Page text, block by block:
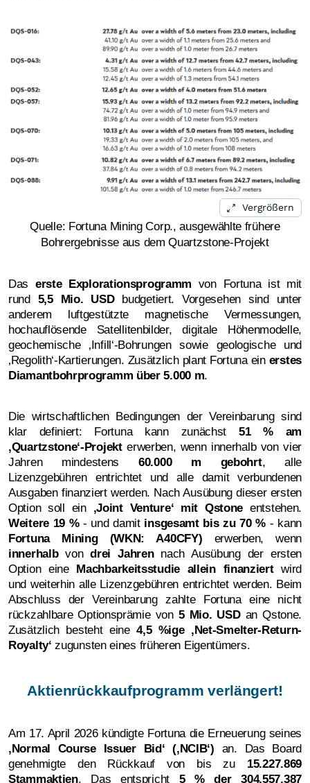
Vergrößern
Quelle: Fortuna Mining Corp., ausgewählte frühere
Bohrergebnisse aus dem Quartzstone-Projekt
Das erste Explorationsprogramm von Fortuna ist mit
rund 5,5 Mio. USDbudgetiert. Vorgesehen sind unter
anderem luftgestützte magnetische Vermessungen,
hochauflösende Satellitenbilder, digitale Höhenmodelle,
geochemische ‚Infill‘-Bohrungen sowie geologische und
‚Regolith‘-Kartierungen. Zusätzlich plant Fortuna ein erstes
Diamantbohrprogramm über 5.000 m.
Die wirtschaftlichen Bedingungen der Vereinbarung sind
klar definiert: Fortuna kann zunächst 51 % am
‚Quartzstone‘-Projekterwerben, wenn innerhalb von vier
Jahren mindestens 60.000 m gebohrt, alle
Lizenzgebühren entrichtet und alle damit verbundenen
Ausgaben finanziert werden. Nach Ausübung dieser ersten
Option soll ein ‚Joint Venture‘ mit Qstone entstehen.
Weitere 19 %- und damit insgesamt bis zu 70 % - kann
Fortuna Mining (WKN: A40CFY) erwerben, wenn
innerhalbvondrei Jahrennach Ausübung der ersten
Option eine Machbarkeitsstudie allein finanziertwird
und weiterhin alle Lizenzgebühren entrichtet werden. Beim
Abschluss der Vereinbarung zahlte Fortuna eine nicht
rückzahlbare Optionsprämie von 5 Mio. USDan Qstone.
Zusätzlich besteht eine4,5 %ige ‚Net-Smelter-Return-
Royalty‘ zugunsten eines früheren Eigentümers.
Aktienrückkaufprogramm verlängert!
Am 17. April 2026 kündigte Fortuna die Erneuerung seines
‚Normal Course Issuer Bid‘ (‚NCIB‘) an. Das Board
genehmigte den Rückkauf von bis zu 15.227.869
Stammaktien. Das entspricht 5 % der 304.557.387